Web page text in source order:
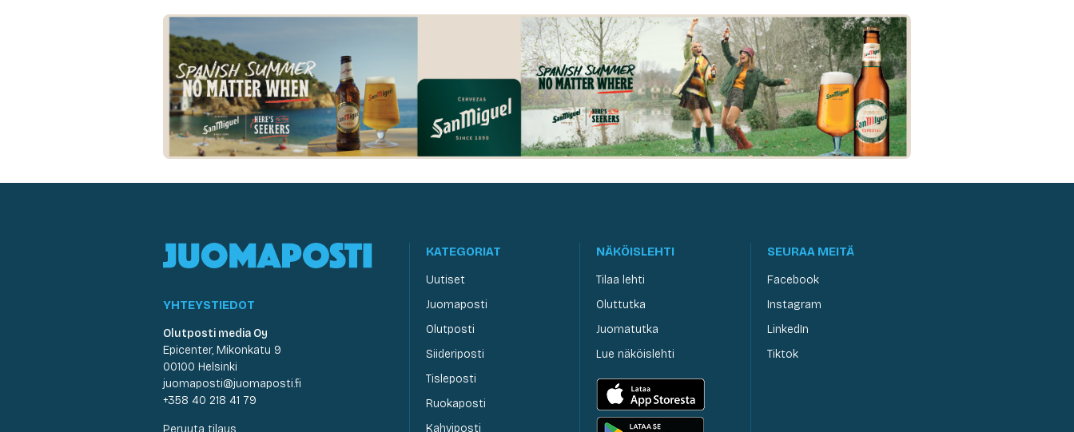
YHTEYSTIEDOT
Olutposti media Oy
Epicenter, Mikonkatu 9
00100 Helsinki
juomaposti@juomaposti.fi
+358 40 218 41 79
Peruuta tilaus
KATEGORIAT
Uutiset
Juomaposti
Olutposti
Siideriposti
Tisleposti
Ruokaposti
Kahviposti
NÄKÖISLEHTI
Tilaa lehti
Oluttutka
Juomatutka
Lue näköislehti
SEURAA MEITÄ
Facebook
Instagram
LinkedIn
Tiktok